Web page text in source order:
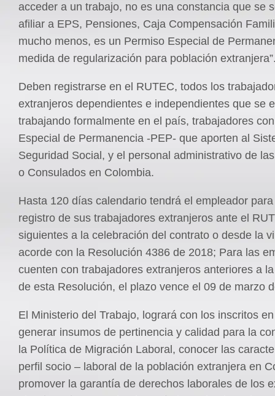
acceder a un trabajo, no es una constancia que se
afiliar a EPS, Pensiones, Caja Compensación
mucho menos, es un Permiso Especial de
medida de regularización para población
Deben registrarse en el RUTEC, todos los
extranjeros dependientes e independientes que se
trabajando formalmente en el país, trabajadores
Especial de Permanencia -PEP- que aporten al
Seguridad Social, y el personal administrativo de
o Consulados en Colombia.
Hasta 120 días calendario tendrá el empleador
registro de sus trabajadores extranjeros ante el
siguientes a la celebración del contrato o desde la
acorde con la Resolución 4386 de 2018; Para las
cuenten con trabajadores extranjeros anteriores a
de esta Resolución, el plazo vence el 09 de marzo
El Ministerio del Trabajo, logrará con los inscritos
generar insumos de pertinencia y calidad para la
la Política de Migración Laboral, conocer las
perfil socio – laboral de la población extranjera en
promover la garantía de derechos laborales de los